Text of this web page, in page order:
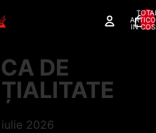
IN
DE
2026